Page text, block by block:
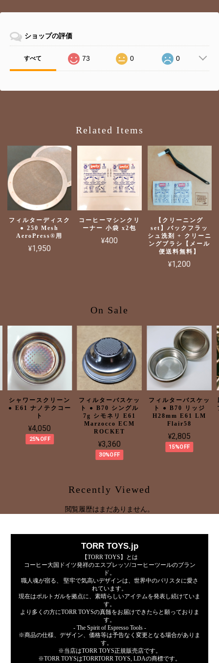
ショップの評価
すべて 73 0 0
Related Items
フィルターディスク
● 250 Mesh
AeroPress®用
¥1,950
コーヒーマシンクリ
ーナー 小袋 x2包
¥400
【クリーニング
set】バックフラッ
シュ洗剤 + クリーニ
ングブラシ【メール
便送料無料】
¥1,200
On Sale
シャワースクリーン
● E61 ナノテクコー
ト
¥4,050
25%OFF
フィルターバスケッ
ト ● B70 シングル
7g シモネリ E61
Marzocco ECM
ROCKET
¥3,360
30%OFF
フィルターバスケッ
ト ● B70 リッジ
H28mm E61 LM
Flair58
¥2,805
15%OFF
Recently Viewed
閲覧履歴はまだありません。
TORR TOYS.jp
【TORR TOYS】とは
コーヒー大国ドイツ発祥のエスプレッソ/コーヒーツールのブラン
ド。
職人魂が宿る、 堅牢で気高いデザインは、世界中のバリスタに愛さ
れています。
現在はポルトガルを拠点に、素晴らしいアイテムを発表し続けていま
す。
より多くの方にTORR TOYSの真髄をお届けできたらと願っておりま
す。
- The Spirit of Espresso Tools -
※商品の仕様、デザイン、価格等は予告なく変更となる場合がありま
す。
※当店はTORR TOYS正規販売店です。
※TORR TOYSはTORRTORR TOYS, LDAの商標です。